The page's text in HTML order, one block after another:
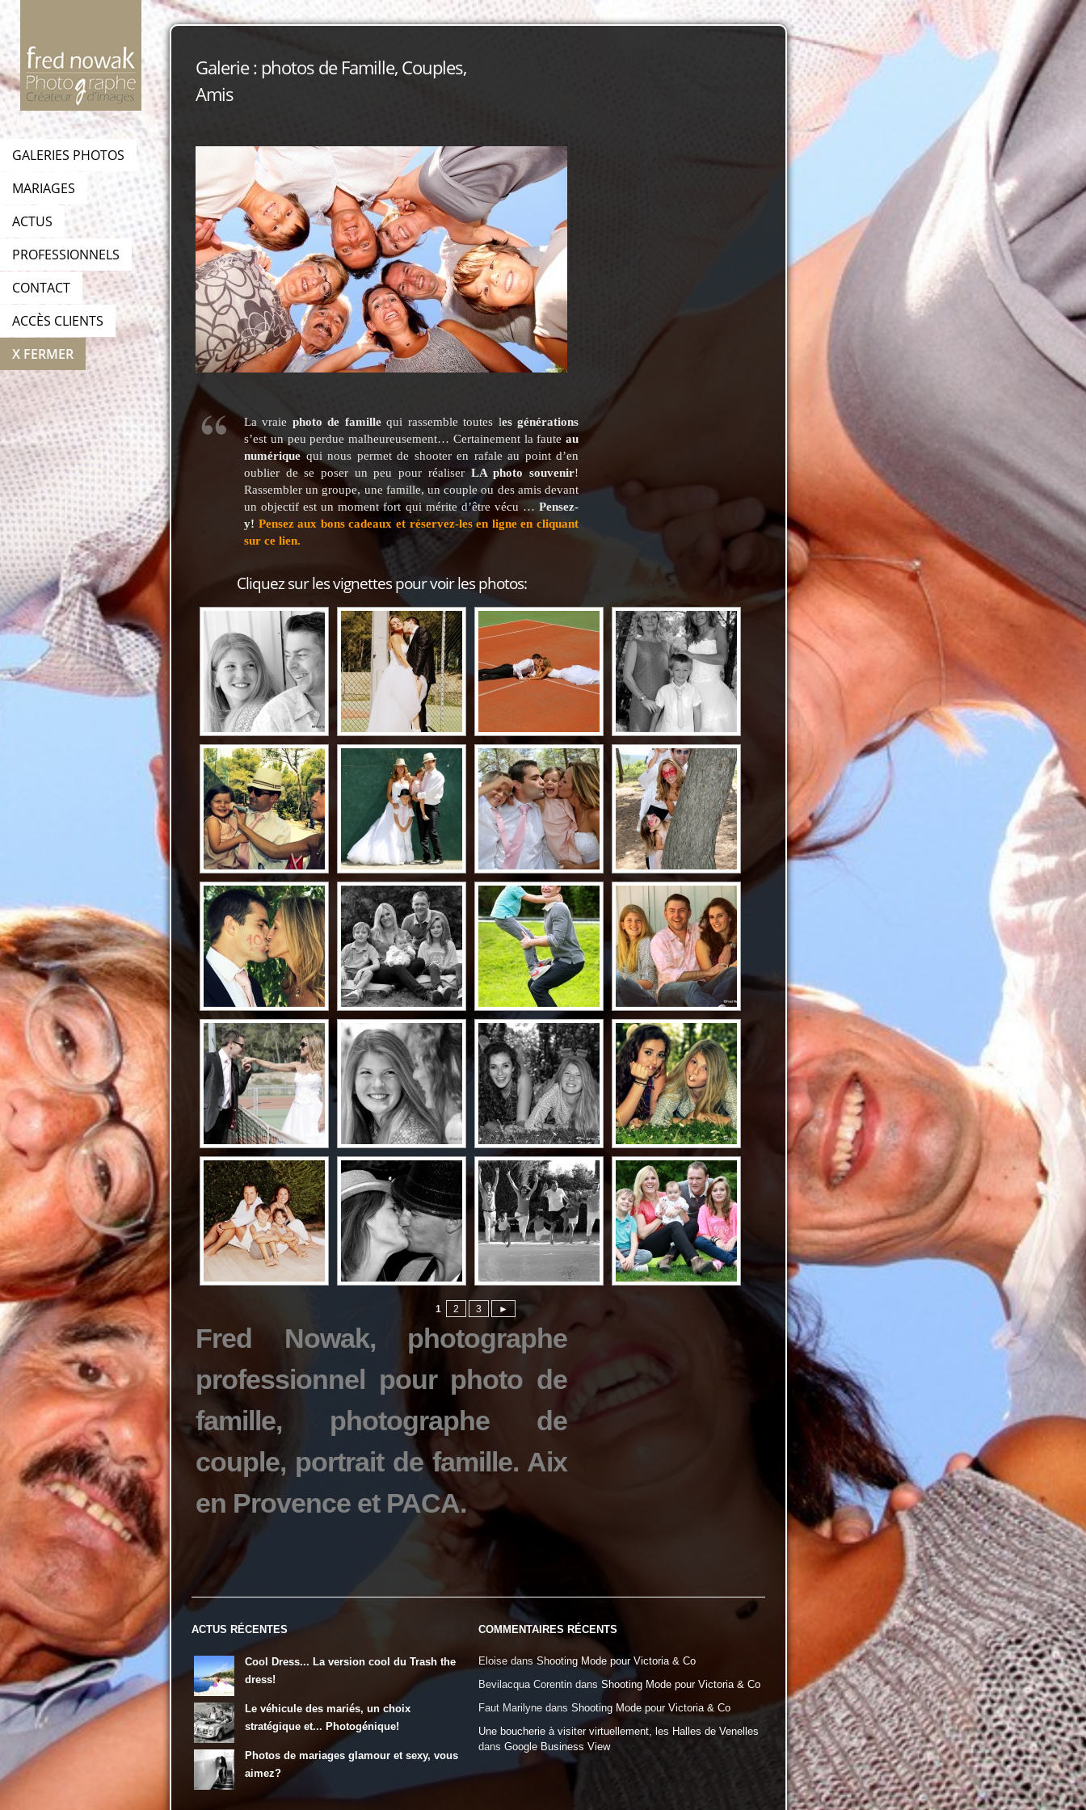
GALERIES PHOTOS
MARIAGES
ACTUS
PROFESSIONNELS
CONTACT
ACCÈS CLIENTS
X FERMER
Galerie : photos de Famille, Couples,
Amis
La vraie photo de famillequi rassemble toutes les générations
s’est un peu perdue malheureusement… Certainement la faute au
numériquequi nous permet de shooter en rafale au point d’en
oublier de se poser un peu pour réaliser LA photo souvenir!
Rassembler un groupe, une famille, un couple ou des amis devant
un objectif est un moment fort qui mérite d’être vécu … Pensez-
y! Pensez aux bons cadeaux et réservez-les en ligne en cliquant
sur ce lien.
Cliquez sur les vignettes pour voir les photos:
1 2 3 ►
Fred Nowak, photographe
professionnel pour photo de
famille, photographe de
couple, portrait de famille. Aix
en Provence et PACA.
ACTUS RÉCENTES
Cool Dress... La version cool du Trash the
dress!
Le véhicule des mariés, un choix
stratégique et... Photogénique!
Photos de mariages glamour et sexy, vous
aimez?
COMMENTAIRES RÉCENTS
Eloisedans Shooting Mode pour Victoria & Co
Bevilacqua Corentindans Shooting Mode pour Victoria & Co
Faut Marilynedans Shooting Mode pour Victoria & Co
Une boucherie à visiter virtuellement, les Halles de Venelles
dans Google Business View